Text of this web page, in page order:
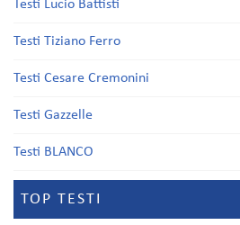
Testi Lucio Battisti
Testi Tiziano Ferro
Testi Cesare Cremonini
Testi Gazzelle
Testi BLANCO
TOP TESTI